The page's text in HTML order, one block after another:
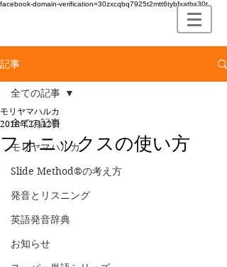
facebook-domain-verification=30zxcqbq7925t2mtt6tybfxatbs30t
記事
全ての記事
モリヤマハルカ
Slide Method®の考え方
発音とリスニング
英語発音辞典
お知らせ
全ての記事
フォニックスの使い方
モリヤマハルカ
2018年2月12日